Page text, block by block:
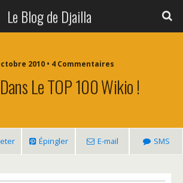
Le Blog de Djailla
2010 • 4 Commentaires
Le TOP 100 Wikio !
Épingler E-mail SMS